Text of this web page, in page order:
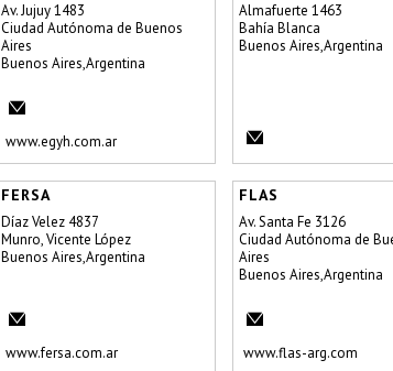
Av. Jujuy 1483
Ciudad Autónoma de Buenos
Aires
Buenos Aires,Argentina
www.egyh.com.ar
Almafuerte 1463
Bahía Blanca
Buenos Aires,Argentina
FERSA
Díaz Velez 4837
Munro, Vicente López
Buenos Aires,Argentina
www.fersa.com.ar
FLAS
Av. Santa Fe 3126
Ciudad Autónoma de
Aires
Buenos Aires,Argentina
www.flas-arg.com